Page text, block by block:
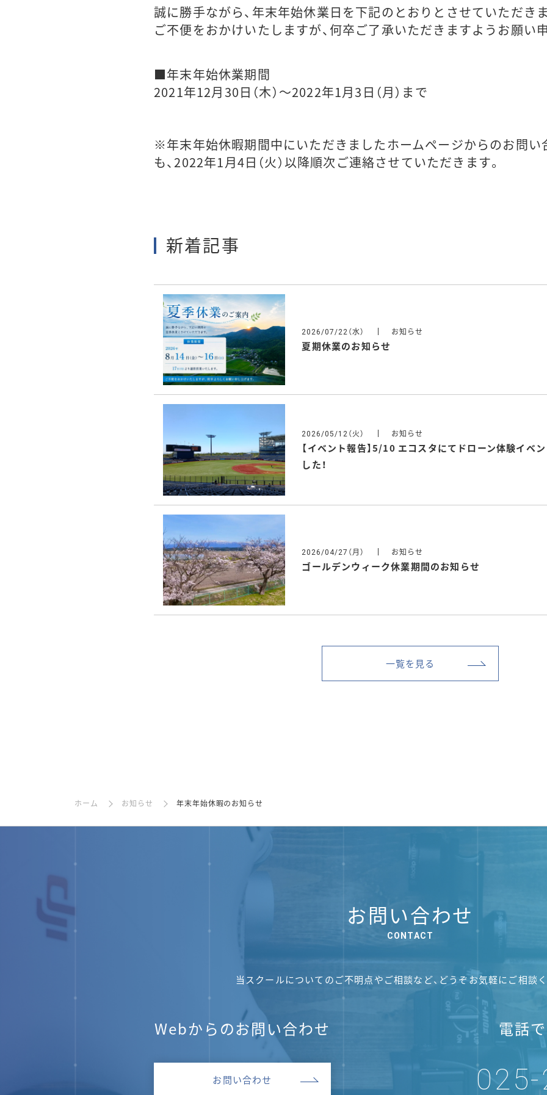
誠に勝手ながら、年末年始休業日を下記のとおりとさせていただきま
ご不便をおかけいたしますが、何卒ご了承いただきますようお願い
■年末年始休業期間
2021年12月30日（木）～2022年1月3日（月）まで
※年末年始休暇期間中にいただきましたホームページからのお問い
も、2022年1月4日（火）以降順次ご連絡させていただきます。
新着記事
2026/07/22 （水） お知らせ
夏期休業のお知らせ
2026/05/12 （火） お知らせ
【イベント報告】5/10 エコスタにてドローン体験イベ
した！
2026/04/27 （月） お知らせ
ゴールデンウィーク休業期間のお知らせ
一覧を見る
ホーム お知らせ 年末年始休暇のお知らせ
お問い合わせ
当スクールについてのご不明点やご相談など、 どうぞお気軽にご相談く
Webからのお問い合わせ
お問い合わせ
電話